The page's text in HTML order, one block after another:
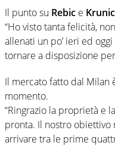
Il punto su Rebic e Krunic
“Ho visto tanta felicità,
allenati un po’ ieri ed
tornare a disposizione
Il mercato fatto dal Milan
momento.
“Ringrazio la proprietà e
pronta. Il nostro obiettivo
arrivare tra le prime